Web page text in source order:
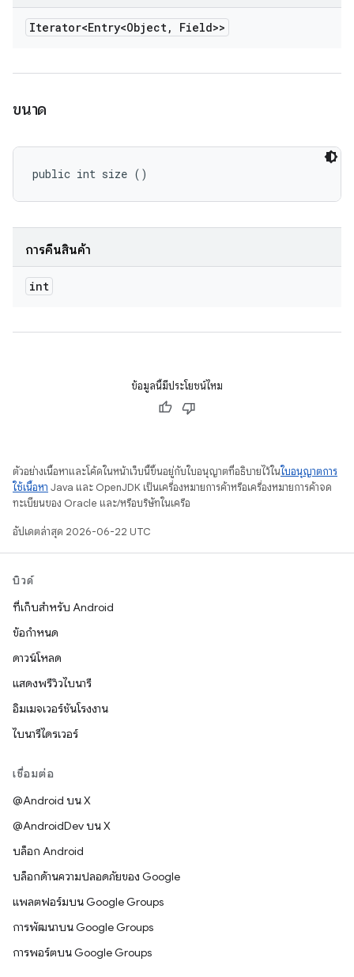
Iterator<Entry<Object, Field>>
ขนาด
public int size ()
การคืนสินค้า
int
ข้อมูลนี้มีประโยชน์ไหม
ตัวอย่างเนื้อหาและโค้ดในหน้าเว็บนี้ขึ้นอยู่กับใบอนุญาตที่อธิบายไว้ในใบอนุญาตการ
ใช้เนื้อหา Java และ OpenJDK เป็นเครื่องหมายการค้าหรือเครื่องหมายการค้าจด
ทะเบียนของ Oracle และ/หรือบริษัทในเครือ
อัปเดตล่าสุด 2026-06-22 UTC
บิวด์
ที่เก็บสำหรับ Android
ข้อกำหนด
ดาวน์โหลด
แสดงพรีวิวไบนารี
อิมเมจเวอร์ชันโรงงาน
ไบนารีไดรเวอร์
เชื่อมต่อ
@Android บน X
@AndroidDev บน X
บล็อก Android
บล็อกด้านความปลอดภัยของ Google
แพลตฟอร์มบน Google Groups
การพัฒนาบน Google Groups
การพอร์ตบน Google Groups